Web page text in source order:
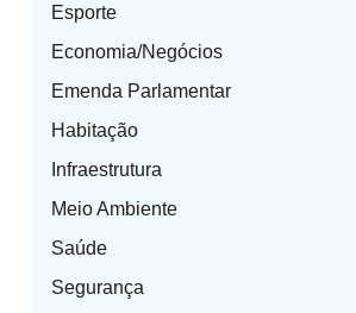
Esporte
Economia/Negócios
Emenda Parlamentar
Habitação
Infraestrutura
Meio Ambiente
Saúde
Segurança